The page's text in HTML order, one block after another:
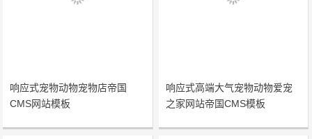
响应式宠物动物宠物店帝国
CMS网站模板
响应式高端大气宠物动物爱宠
之家网站帝国CMS模板